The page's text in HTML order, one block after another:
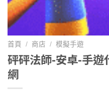
首頁 / 商店 / 模擬手遊
砰砰法師-安卓-手遊
網